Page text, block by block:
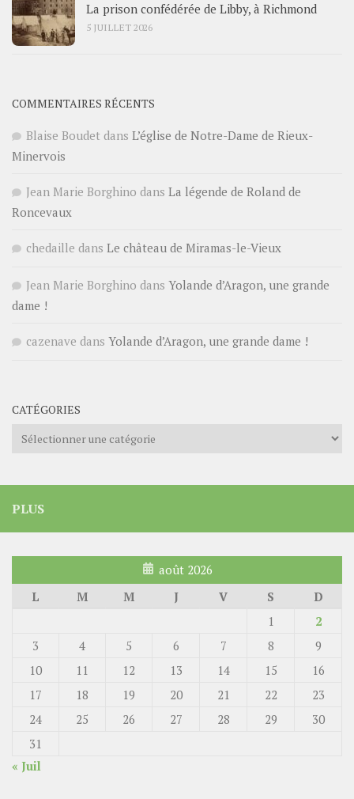
La prison confédérée de Libby, à Richmond
5 JUILLET 2026
COMMENTAIRES RÉCENTS
Blaise Boudet dans L’église de Notre-Dame de Rieux-
Minervois
Jean Marie Borghino dans La légende de Roland de
Roncevaux
chedaille dans Le château de Miramas-le-Vieux
Jean Marie Borghino dans Yolande d’Aragon, une grande
dame !
cazenave dans Yolande d’Aragon, une grande dame !
CATÉGORIES
Catégories
PLUS
août 2026
L
M M J V S
D
1
2
3
4 5 6 7 8
9
10
11 12 13 14 15
16
17
18 19 20 21 22
23
24
25 26 27 28 29
30
31
« Juil